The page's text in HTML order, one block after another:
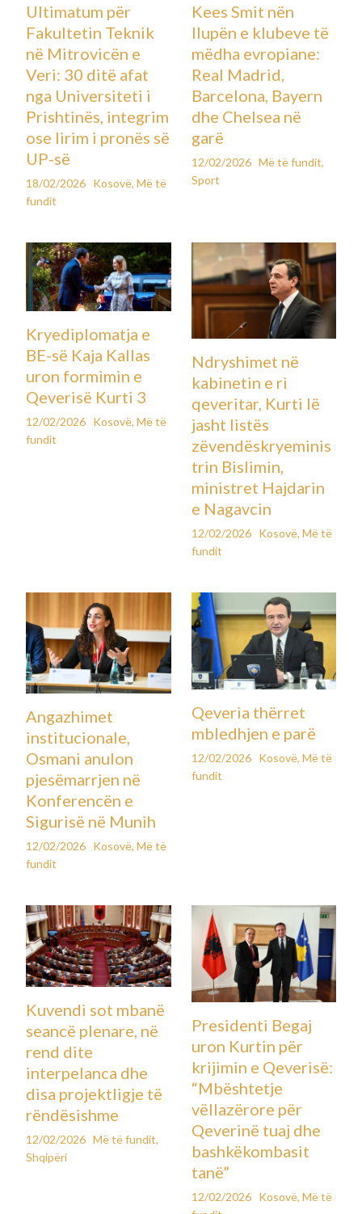
Ultimatum për
Fakultetin Teknik
në Mitrovicën e
Veri: 30 ditë afat
nga Universiteti i
Prishtinës, integrim
ose lirim i pronës së
UP-së
18/02/2026 Kosovë,Më të
fundit
Kees Smit nën
llupën e klubeve të
mëdha evropiane:
Real Madrid,
Barcelona, Bayern
dhe Chelsea në
garë
12/02/2026 Më të fundit,
Sport
Kryediplomatja e
BE-së Kaja Kallas
uron formimin e
Qeverisë Kurti 3
12/02/2026 Kosovë,Më të
fundit
Ndryshimet në
kabinetin e ri
qeveritar, Kurti lë
jasht listës
zëvendëskryeminis
trin Bislimin,
ministret Hajdarin
e Nagavcin
12/02/2026 Kosovë, Më të
fundit
Angazhimet
institucionale,
Osmani anulon
pjesëmarrjen në
Konferencën e
Sigurisë në Munih
12/02/2026 Kosovë,Më të
fundit
Qeveria thërret
mbledhjen e parë
12/02/2026 Kosovë, Më të
fundit
Kuvendi sot mbanë
seancë plenare, në
rend dite
interpelanca dhe
disa projektligje të
rëndësishme
12/02/2026 Më të fundit,
Shqipëri
Presidenti Begaj
uron Kurtin për
krijimin e Qeverisë:
“Mbështetje
vëllazërore për
Qeverinë tuaj dhe
bashkëkombasit
tanë”
12/02/2026 Kosovë, Më të